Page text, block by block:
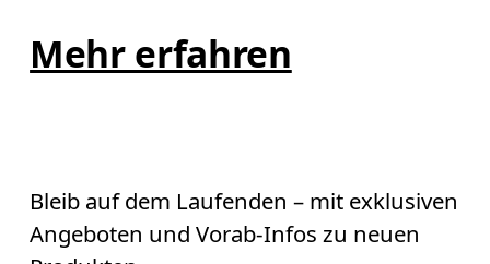
Mehr erfahren
Bleib auf dem Laufenden – mit exklusiven
Angeboten und Vorab-Infos zu neuen